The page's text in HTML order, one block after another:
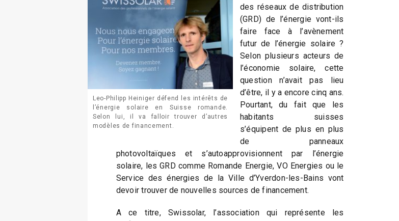
Leo-Philipp Heiniger défend les intérêts de
l’énergie solaire en Suisse romande.
Selon lui, il va falloir trouver d’autres
modèles de financement.
des réseaux de distribution
(GRD) de l’énergie vont-ils
faire face à l’avènement
futur de l’énergie solaire ?
Selon plusieurs acteurs de
l’économie solaire, cette
question n’avait pas lieu
d’être, il y a encore cinq ans.
Pourtant, du fait que les
habitants suisses
s’équipent de plus en plus
de panneaux
photovoltaïques et s’autoapprovisionnent par l’énergie
solaire, les GRD comme Romande Energie, VO Energies ou le
Service des énergies de la Ville d’Yverdon-les-Bains vont
devoir trouver de nouvelles sources de financement.
A ce titre, Swissolar, l’association qui représente les